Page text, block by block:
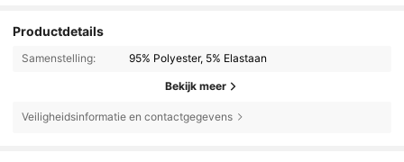
Productdetails
Samenstelling: 95% Polyester, 5% Elastaan
Bekijk meer
Veiligheidsinformatie en contactgegevens